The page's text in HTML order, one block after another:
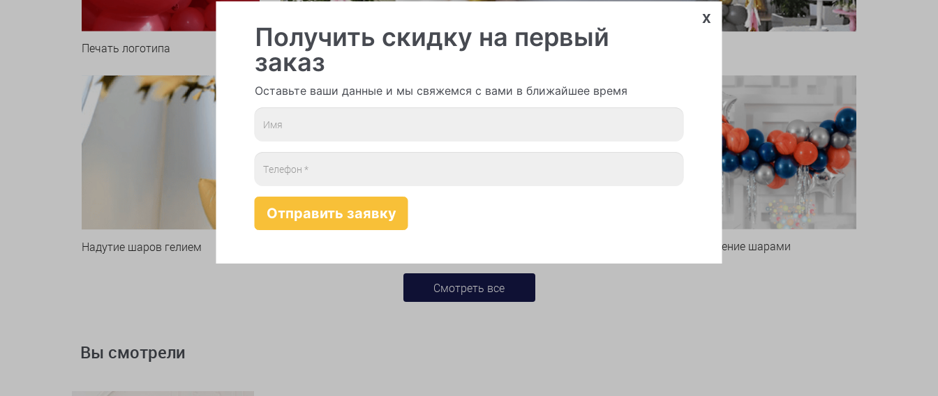
Печать логотипа Арки и гирлянды из шаров
Надутие шаров гелием Оформление шарами
Смотреть все
Вы смотрели
x
Получить скидку на первый
заказ
Оставьте ваши данные и мы свяжемся с вами в ближайшее время